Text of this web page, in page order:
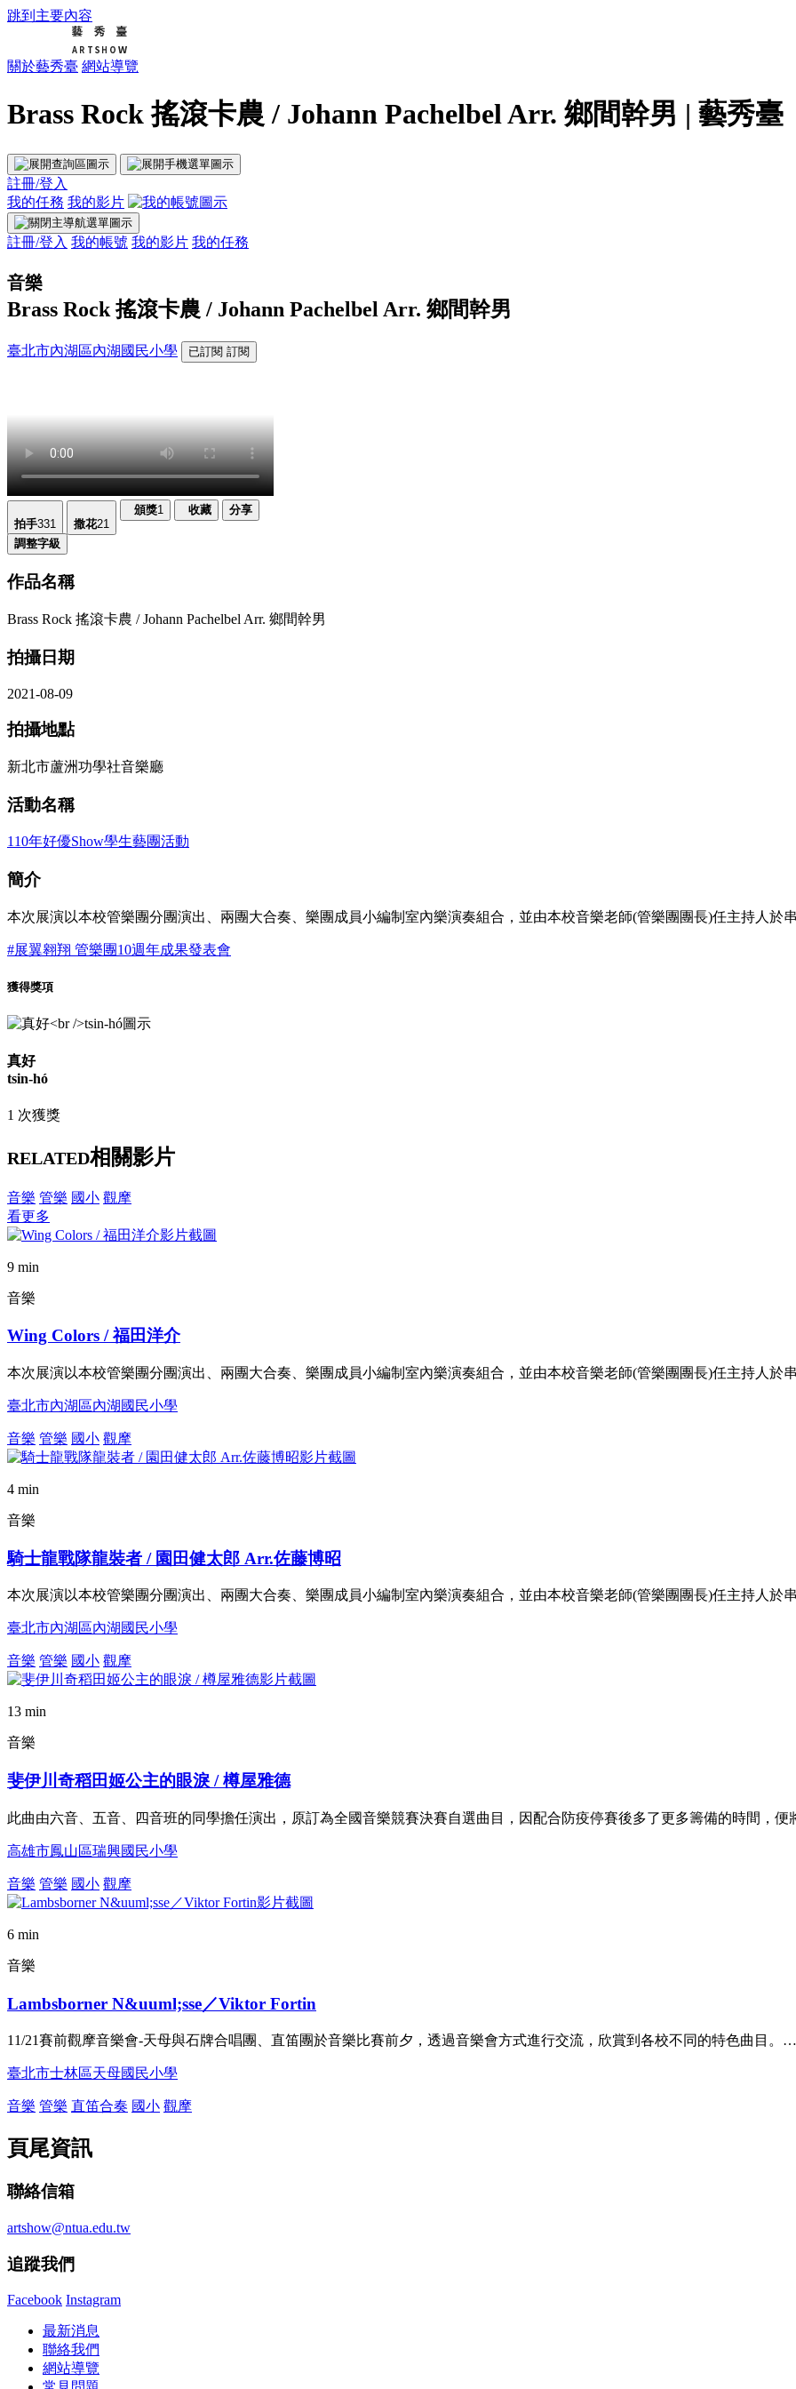
跳到主要內容
關於藝秀臺 網站導覽
Brass Rock 搖滾卡農 / Johann Pachelbel Arr. 鄉間幹男 | 藝秀臺
註冊/登入
我的任務 我的影片
註冊/登入 我的帳號 我的影片 我的任務
音樂
Brass Rock 搖滾卡農 / Johann Pachelbel Arr. 鄉間幹男
臺北市內湖區內湖國民小學 已訂閱 訂閱
拍手331 撒花21
頒獎1 收藏 分享
調整字級
作品名稱
Brass Rock 搖滾卡農 / Johann Pachelbel Arr. 鄉間幹男
拍攝日期
2021-08-09
拍攝地點
新北市蘆洲功學社音樂廳
活動名稱
110年好優Show學生藝團活動
簡介
本次展演以本校管樂團分團演出、兩團大合奏、樂團成員小編制室內樂演奏組合，並由本校音樂老師(管樂團團長)任主持人於
#展翼翱翔 管樂團10週年成果發表會
獲得獎項
真好
tsin-hó
1 次獲獎
RELATED相關影片
音樂 管樂 國小 觀摩
看更多
9 min
音樂
Wing Colors / 福田洋介
本次展演以本校管樂團分團演出、兩團大合奏、樂團成員小編制室內樂演奏組合，並由本校音樂老師(管樂團團長)任主持人
臺北市內湖區內湖國民小學
音樂 管樂 國小 觀摩
4 min
音樂
騎士龍戰隊龍裝者 / 園田健太郎 Arr.佐藤博昭
本次展演以本校管樂團分團演出、兩團大合奏、樂團成員小編制室內樂演奏組合，並由本校音樂老師(管樂團團長)任主持人
臺北市內湖區內湖國民小學
音樂 管樂 國小 觀摩
13 min
音樂
斐伊川奇稻田姬公主的眼淚 / 樽屋雅德
此曲由六音、五音、四音班的同學擔任演出，原訂為全國音樂競賽決賽自選曲目，因配合防疫停賽後多了更多籌備的時間，
高雄市鳳山區瑞興國民小學
音樂 管樂 國小 觀摩
6 min
音樂
Lambsborner N&uuml;sse／Viktor Fortin
11/21賽前觀摩音樂會-天母與石牌合唱團、直笛團於音樂比賽前夕，透過音樂會方式進行交流，欣賞到各校不同的特色曲目
臺北市士林區天母國民小學
音樂 管樂 直笛合奏 國小 觀摩
頁尾資訊
聯絡信箱
artshow@ntua.edu.tw
追蹤我們
Facebook Instagram
最新消息
聯絡我們
網站導覽